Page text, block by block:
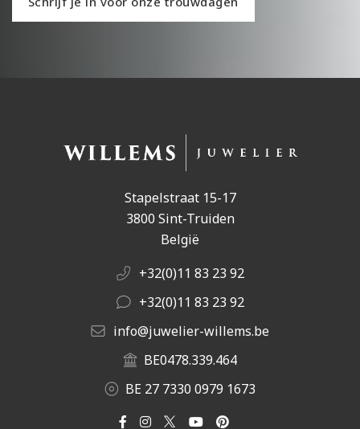
Stapelstraat 15-17
3800 Sint-Truiden
België
+32(0)11 83 23 92
+32(0)11 83 23 92
info@juwelier-willems.be
BE0478.339.464
BE 27 7330 0979 1673